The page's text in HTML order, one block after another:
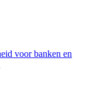
voor banken en